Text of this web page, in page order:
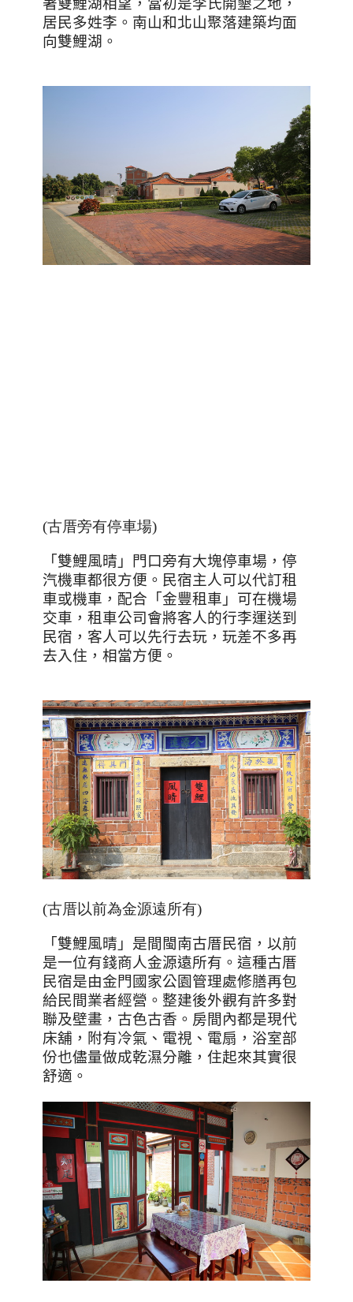
著雙鯉湖相望，當初是李氏開墾之地，
居民多姓李。南山和北山聚落建築均面
向雙鯉湖。
(古厝旁有停車場)
「雙鯉風晴」門口旁有大塊停車場，停
汽機車都很方便。民宿主人可以代訂租
車或機車，配合「金豐租車」可在機場
交車，租車公司會將客人的行李運送到
民宿，客人可以先行去玩，玩差不多再
去入住，相當方便。
(古厝以前為金源遠所有)
「雙鯉風晴」是間閩南古厝民宿，以前
是一位有錢商人金源遠所有。這種古厝
民宿是由金門國家公園管理處修膳再包
給民間業者經營。整建後外觀有許多對
聯及壁畫，古色古香。房間內都是現代
床舖，附有冷氣、電視、電扇，浴室部
份也儘量做成乾濕分離，住起來其實很
舒適。